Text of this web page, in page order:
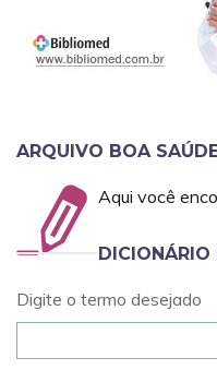
ARQUIVO BOA
Aqui você
DICIONÁRIO
Digite o termo desejado